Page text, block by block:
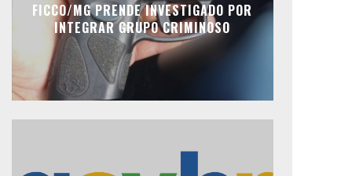
FICCO/MG PRENDE INVESTIGADO POR
INTEGRAR GRUPO CRIMINOSO